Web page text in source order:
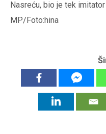
Nasreću, bio je tek
MP/Foto:hina